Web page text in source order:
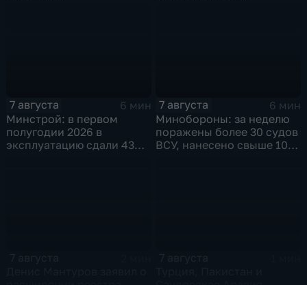
7 августа
6 мин
Минстрой: в первом
полугодии 2026 в
эксплуатацию сдали 43
7 августа
6 мин
Минобороны: за неделю
поражены более 30 судов
ВСУ, нанесено свыше 10